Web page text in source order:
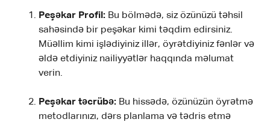
Peşəkar Profil: Bu bölmədə, siz özünüzü təhsil
sahəsində bir peşəkar kimi təqdim edirsiniz.
Müəllim kimi işlədiyiniz illər, öyrətdiyiniz fənlər və
əldə etdiyiniz nailiyyətlər haqqında məlumat
verin.
Peşəkar təcrübə: Bu hissədə, özünüzün öyrətmə
metodlarınızı, dərs planlama və tədris etmə